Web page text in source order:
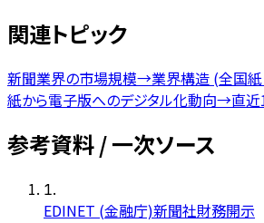
関連トピック
新聞業界の市場規模→業界構造 (全国紙
紙から電子版へのデジタル化動向→直
参考資料 / 一次ソース
1.
EDINET (金融庁)新聞社財務開示